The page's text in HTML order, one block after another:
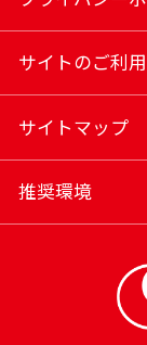
サイトのご利
サイトマップ
推奨環境